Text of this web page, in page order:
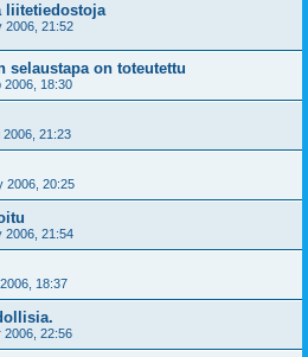
liitetiedostoja
2006, 21:52
selaustapa on toteutettu
2006, 18:30
2006, 21:23
2006, 20:25
2006, 21:54
18:37
2006, 22:56